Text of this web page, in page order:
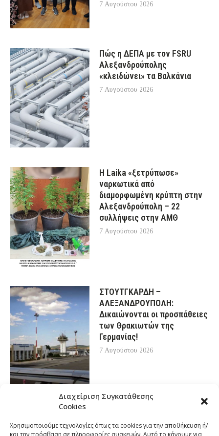
Διαχείριση Συγκατάθεσης
Cookies
Χρησιμοποιούμε τεχνολογίες όπως τα cookies για την αποθήκευση ή/
και την πρόσβαση σε πληροφορίες συσκευών. Αυτό το κάνουμε για
7 Αυγούστου 2026
Πώς η ΔΕΠΑ με τον FSRU
Αλεξανδρούπολης
«κλειδώνει» τα Βαλκάνια
7 Αυγούστου 2026
Η Laika «ξετρύπωσε»
ναρκωτικά από
διαμορφωμένη κρύπτη στην
Αλεξανδρούπολη – 22
συλλήψεις στην ΑΜΘ
7 Αυγούστου 2026
ΣΤΟΥΤΓΚΑΡΔΗ –
ΑΛΕΞΑΝΔΡΟΥΠΟΛΗ:
Δικαιώνονται οι προσπάθειες
των Θρακιωτών της
Γερμανίας!
7 Αυγούστου 2026